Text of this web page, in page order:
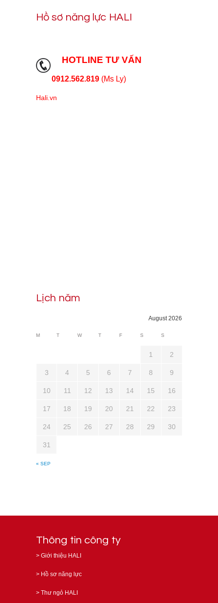
Hồ sơ năng lực HALI
HOTLINE TƯ VẤN
0912.562.819 (Ms Ly)
Hali.vn
Lịch năm
August 2026
M T W T F S S
« SEP
1 2
3 4 5 6 7 8 9
10 11 12 13 14 15 16
17 18 19 20 21 22 23
24 25 26 27 28 29 30
31
Thông tin công ty
> Giới thiệu HALI
> Hồ sơ năng lực
> Thư ngỏ HALI